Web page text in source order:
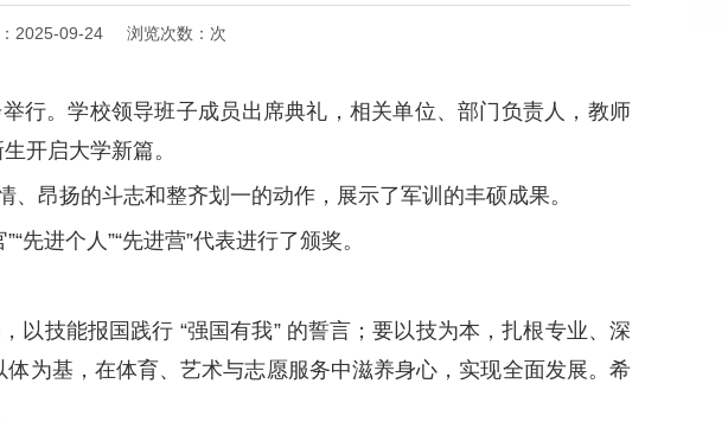
2025-09-24 浏览次数： 次
行。学校领导班子成员出席典礼，相关单位、部门负责人，教师
开启大学新篇。
昂扬的斗志和整齐划一的动作，展示了军训的丰硕成果。
先进个人”“先进营”代表进行了颁奖。
技能报国践行 “强国有我” 的誓言；要以技为本，扎根专业、深
为基，在体育、艺术与志愿服务中滋养身心，实现全面发展。希